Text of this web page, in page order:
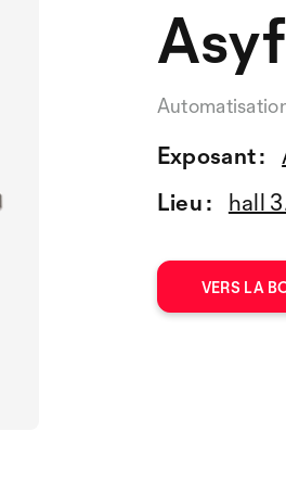
Exposant :
Lieu :
hall
VERS LA